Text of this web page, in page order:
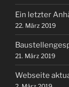
Ein letzter
22. März 2019
21. März 2019
Webseite